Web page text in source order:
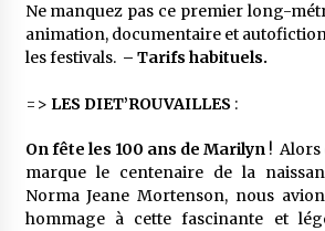
Ne manquez pas ce premier long-
animation, documentaire et
les festivals. – Tarifs habituels.
=> LES DIET’ROUVAILLES :
On fête les 100 ans de Marilyn! Alors
marque le centenaire de la
Norma Jeane Mortenson, nous
hommage à cette fascinante et